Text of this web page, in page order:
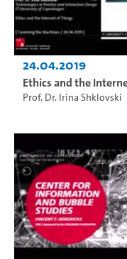
24.04.2019
Ethics and the
Prof. Dr. Irina Shklovski